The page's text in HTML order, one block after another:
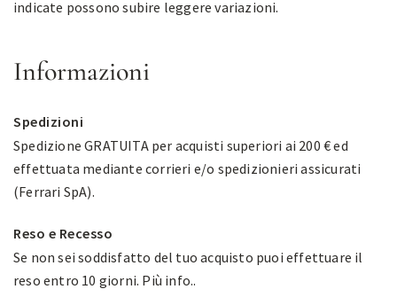
indicate possono subire leggere variazioni.
Informazioni
Spedizioni
Spedizione GRATUITA per acquisti superiori ai 200 € ed
effettuata mediante corrieri e/o spedizionieri assicurati
(Ferrari SpA).
Reso e Recesso
Se non sei soddisfatto del tuo acquisto puoi effettuare il
reso entro 10 giorni. Più info..